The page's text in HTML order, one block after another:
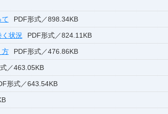
PDF形式／898.34KB
状況 PDF形式／824.11KB
方 PDF形式／476.86KB
／463.05KB
形式／643.54KB